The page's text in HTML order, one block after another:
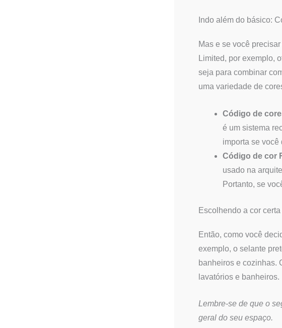
Indo além do básico:
Mas e se você
Limited, por exemplo,
seja para combinar
uma variedade de
Código de
é um sistema
importa se você
Código de cor
usado na
Portanto, se
Escolhendo a cor
Então, como você
exemplo, o selante
banheiros e cozinhas.
lavatórios e banheiros.
Lembre-se de que o
geral do seu espaço.